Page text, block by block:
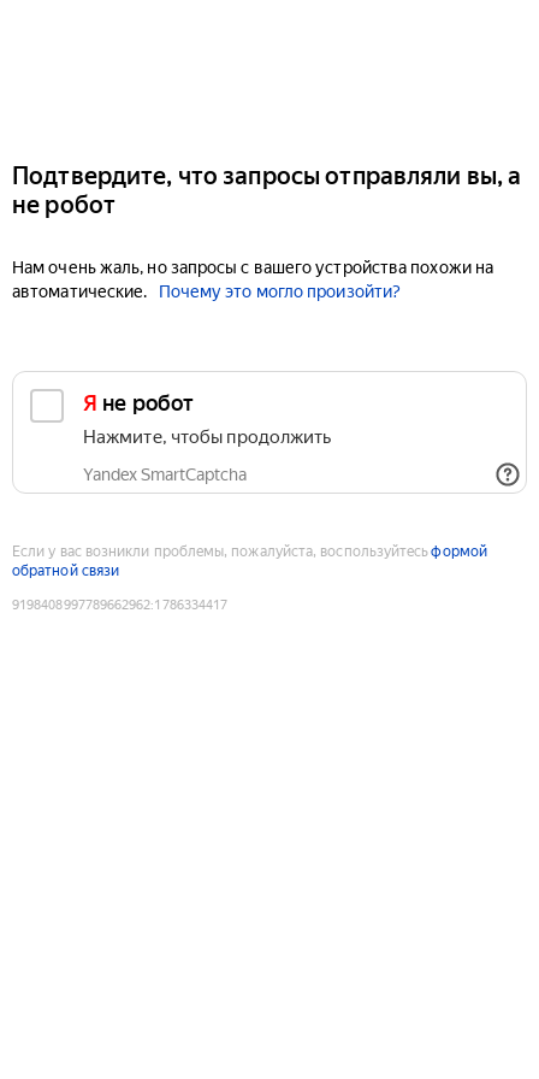
Подтвердите, что запросы отправляли вы, а
не робот
Нам очень жаль, но запросы с вашего устройства похожи на
автоматические.
Почему это могло произойти?
Я не робот
Нажмите, чтобы продолжить
Yandex SmartCaptcha
Если у вас возникли проблемы, пожалуйста, воспользуйтесьформой
обратной связи
9198408997789662962:1786334417